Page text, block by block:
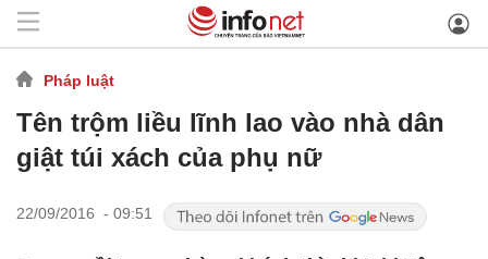
Pháp luật
Tên trộm liều lĩnh lao vào nhà dân
giật túi xách của phụ nữ
22/09/2016 - 09:51